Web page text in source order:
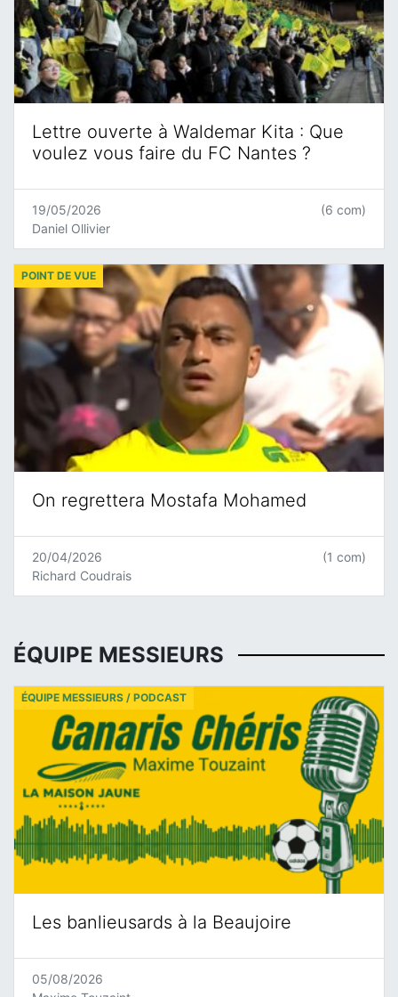
Lettre ouverte à Waldemar Kita : Que
voulez vous faire du FC Nantes ?
19/05/2026
Daniel Ollivier
(6 com)
On regrettera Mostafa Mohamed
POINT DE VUE
20/04/2026
Richard Coudrais
(1 com)
ÉQUIPE MESSIEURS
Les banlieusards à la Beaujoire
ÉQUIPE MESSIEURS / PODCAST
05/08/2026